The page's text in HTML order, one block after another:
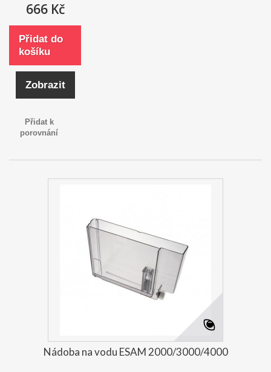
666 Kč
Přidat do
košíku
Zobrazit
Přidat k
porovnání
Nádoba na vodu ESAM 2000/3000/4000